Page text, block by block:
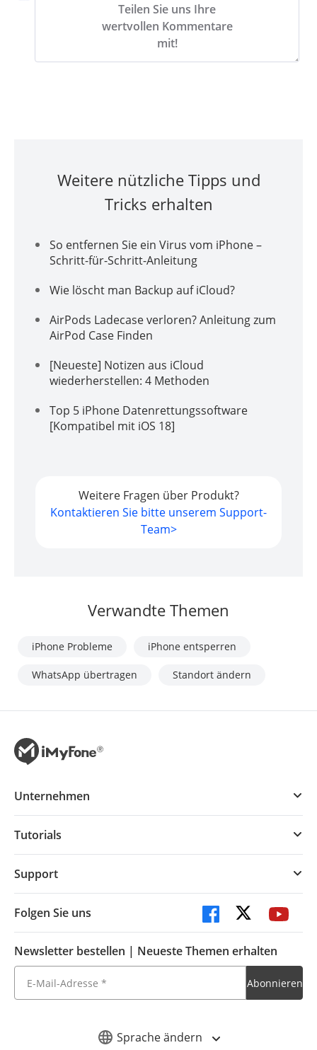
Teilen Sie uns Ihre
wertvollen Kommentare
mit!
Weitere nützliche Tipps und
Tricks erhalten
So entfernen Sie ein Virus vom iPhone –
Schritt-für-Schritt-Anleitung
Wie löscht man Backup auf iCloud?
AirPods Ladecase verloren? Anleitung zum
AirPod Case Finden
[Neueste] Notizen aus iCloud
wiederherstellen: 4 Methoden
Top 5 iPhone Datenrettungssoftware
[Kompatibel mit iOS 18]
Weitere Fragen über Produkt?
Kontaktieren Sie bitte unserem Support-
Team>
Verwandte Themen
iPhone Probleme iPhone entsperren
WhatsApp übertragen Standort ändern
Sprache ändern
Unternehmen
Tutorials
Support
Folgen Sie uns
Newsletter bestellen | Neueste Themen erhalten